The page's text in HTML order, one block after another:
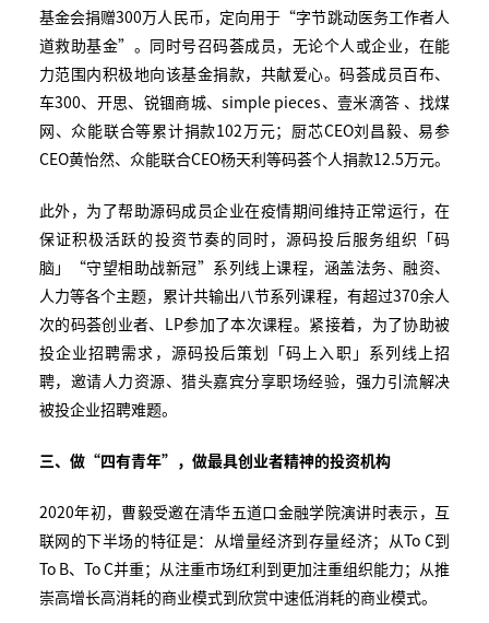
基金会捐赠300万人民币，定向用于“字节跳动医务工作者人
道救助基金”。同时号召码荟成员，无论个人或企业，在能
力范围内积极地向该基金捐款，共献爱心。码荟成员百布、
车300、开思、锐锢商城、simple pieces、壹米滴答 、找煤
网、众能联合等累计捐款102万元；厨芯CEO刘昌毅、易参
CEO黄怡然、众能联合CEO杨天利等码荟个人捐款12.5万元。
此外，为了帮助源码成员企业在疫情期间维持正常运行，在
保证积极活跃的投资节奏的同时，源码投后服务组织「码
脑」“守望相助战新冠”系列线上课程，涵盖法务、融资、
人力等各个主题，累计共输出八节系列课程，有超过370余人
次的码荟创业者、LP参加了本次课程。紧接着，为了协助被
投企业招聘需求，源码投后策划「码上入职」系列线上招
聘，邀请人力资源、猎头嘉宾分享职场经验，强力引流解决
被投企业招聘难题。
三、做“四有青年”，做最具创业者精神的投资机构
2020年初，曹毅受邀在清华五道口金融学院演讲时表示，互
联网的下半场的特征是：从增量经济到存量经济；从To C到
To B、To C并重；从注重市场红利到更加注重组织能力；从推
崇高增长高消耗的商业模式到欣赏中速低消耗的商业模式。